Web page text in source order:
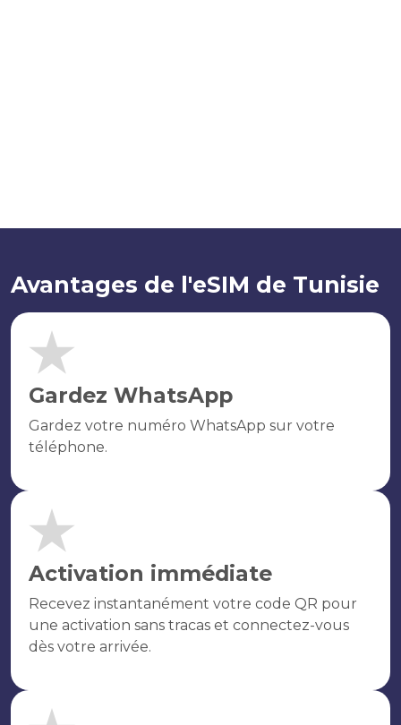
Avantages de l'eSIM de Tunisie
Gardez WhatsApp
Gardez votre numéro WhatsApp sur votre
téléphone.
Activation immédiate
Recevez instantanément votre code QR pour
une activation sans tracas et connectez-vous
dès votre arrivée.